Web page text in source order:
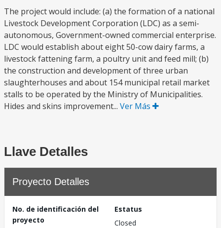
The project would include: (a) the formation of a national
Livestock Development Corporation (LDC) as a semi-
autonomous, Government-owned commercial enterprise.
LDC would establish about eight 50-cow dairy farms, a
livestock fattening farm, a poultry unit and feed mill; (b)
the construction and development of three urban
slaughterhouses and about 154 municipal retail market
stalls to be operated by the Ministry of Municipalities.
Hides and skins improvement... Ver Más
Llave Detalles
Proyecto Detalles
No. de identificación del
proyecto
Estatus
Closed